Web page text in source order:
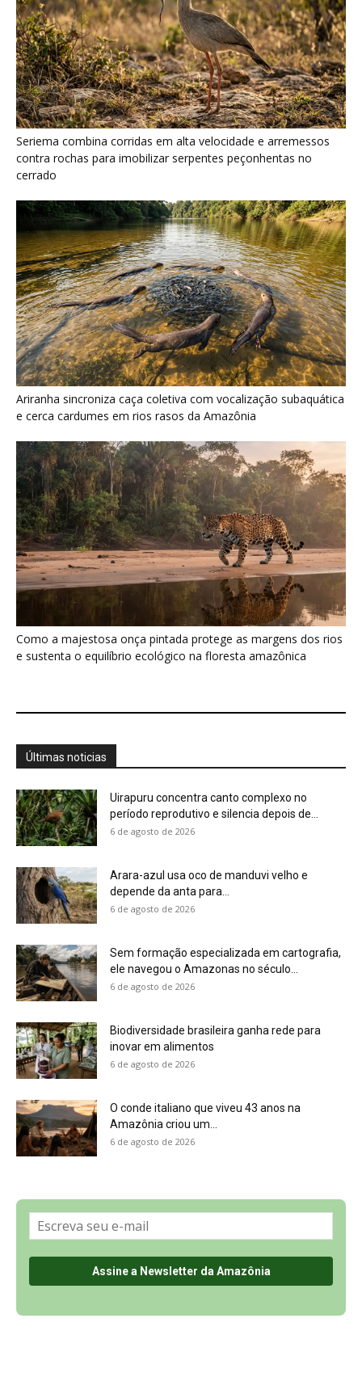
Ariranha sincroniza caça coletiva com vocalização subaquática
e cerca cardumes em rios rasos da Amazônia
Como a majestosa onça pintada protege as margens dos rios
e sustenta o equilíbrio ecológico na floresta amazônica
Últimas noticias
Uirapuru concentra canto complexo no
período reprodutivo e silencia depois de...
6 de agosto de 2026
Arara-azul usa oco de manduvi velho e
depende da anta para...
6 de agosto de 2026
Biodiversidade brasileira ganha rede para
6 de agosto de 2026
6 de agosto de 2026
Política de Privacidade, LGPD e RGPD
Últimas Notícias
🌎 Español
©